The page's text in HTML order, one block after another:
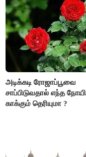
அடிக்கடி ரோஜாப்பூவை
சாப்பிடுவதால் எந்த
காக்கும் தெரியுமா ?